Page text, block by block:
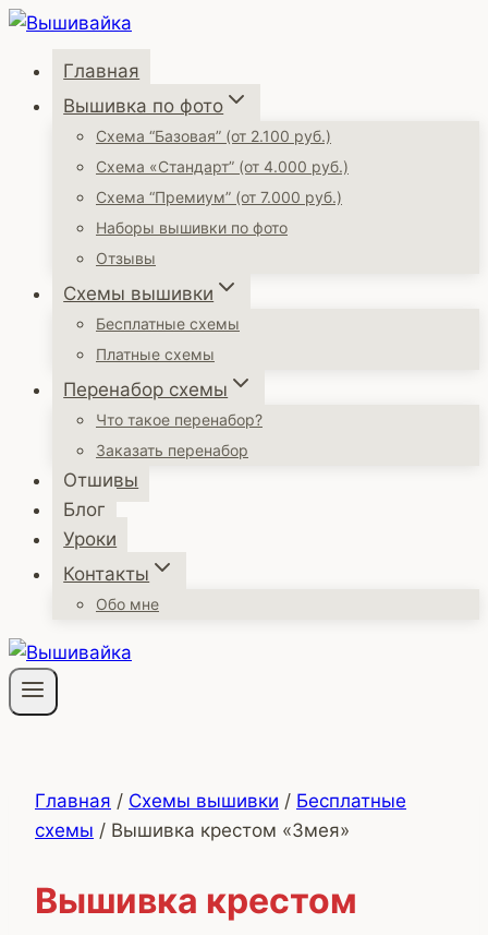
Перейти
содержимому
Главная
Вышивка по фото
Схема “Базовая” (от 2.100 руб.)
Схема «Стандарт” (от 4.000 руб.)
Схема “Премиум” (от 7.000 руб.)
Наборы вышивки по фото
Отзывы
Схемы вышивки
Бесплатные схемы
Платные схемы
Перенабор схемы
Что такое перенабор?
Заказать перенабор
Отшивы
Блог
Уроки
Контакты
Обо мне
Главная / Схемы вышивки / Бесплатные
схемы / Вышивка крестом «Змея»
Вышивка крестом